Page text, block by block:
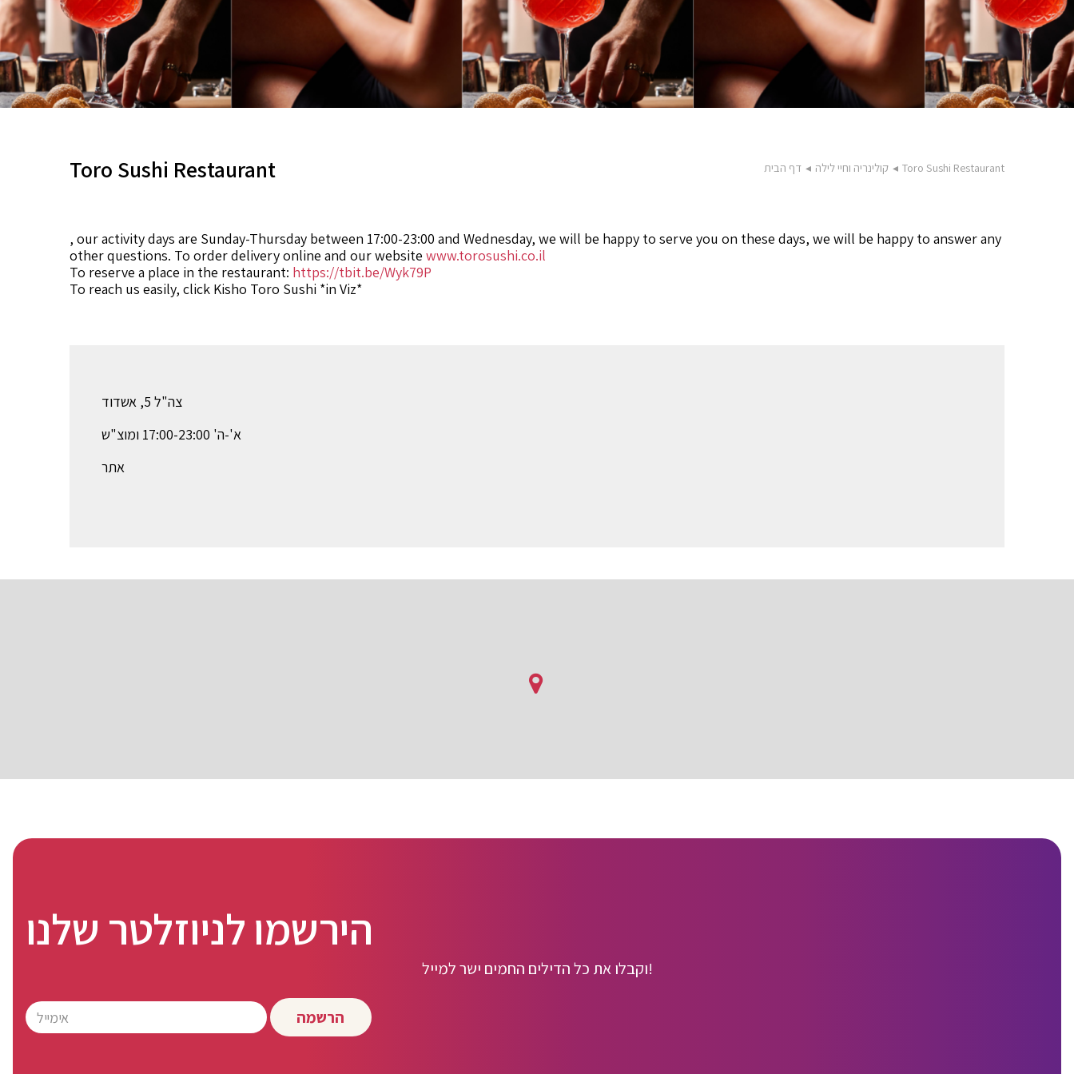
Toro Sushi Restaurant דף הבית ◂ קולינריה וחיי לילה ◂ Toro Sushi Restaurant
, our activity days are Sunday-Thursday between 17:00-23:00 and Wednesday, we will be happy to serve you on these days, we will be happy to answer any
other questions. To order delivery online and our website www.torosushi.co.il
To reserve a place in the restaurant: https://tbit.be/Wyk79P
To reach us easily, click Kisho Toro Sushi *in Viz*
צה"ל 5, אשדוד
א'-ה' 17:00-23:00 ומוצ"ש
אתר
הירשמו לניוזלטר שלנו
וקבלו את כל הדילים החמים ישר למייל!
הרשמה